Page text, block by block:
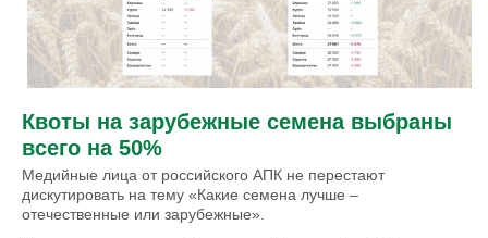
Квоты на зарубежные семена выбраны
всего на 50%
Медийные лица от российского АПК не перестают
дискутировать на тему «Какие семена лучше –
отечественные или зарубежные».